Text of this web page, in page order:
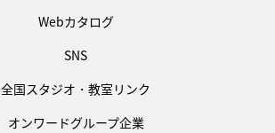
Webカタログ
SNS
全国スタジオ・教室リンク
オンワードグループ企業